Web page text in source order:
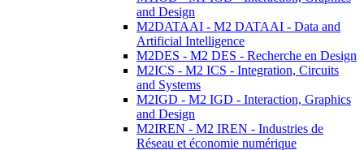
and Design
M2DATAAI - M2 DATAAI - Data and
Artificial Intelligence
M2DES - M2 DES - Recherche en Design
M2ICS - M2 ICS - Integration, Circuits
and Systems
M2IGD - M2 IGD - Interaction, Graphics
and Design
M2IREN - M2 IREN - Industries de
Réseau et économie numérique